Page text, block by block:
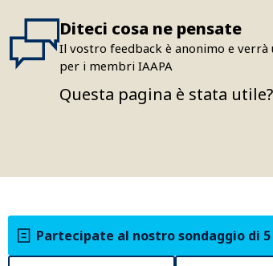
Diteci cosa ne pensate
Il vostro feedback è anonimo e
per i membri IAAPA
Questa pagina è stata utile?
Partecipate al nostro sondaggio di